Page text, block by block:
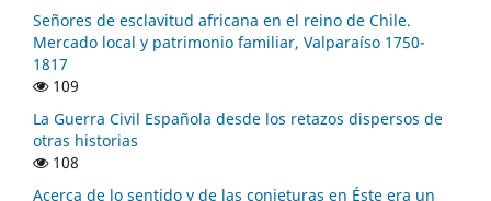
Señores de esclavitud africana en el reino de Chile.
Mercado local y patrimonio familiar, Valparaíso 1750-
1817
109
La Guerra Civil Española desde los retazos dispersos de
otras historias
108
Acerca de lo sentido y de las conjeturas en Éste era un